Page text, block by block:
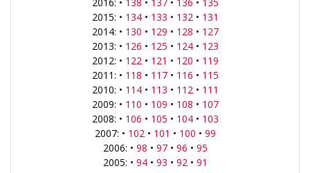
2015: • 134• 133 • 132• 131
2014: • 130 • 129 • 128 • 127
2013: • 126 • 125 • 124• 123
2012: • 122• 121 • 120 • 119
2011: • 118 • 117• 116 • 115
2010: • 114• 113 • 112• 111
2009: • 110 • 109 • 108 • 107
2008: • 106 • 105 • 104• 103
2007: • 102• 101 • 100 • 99
2006: • 98 • 97• 96 • 95
2005: • 94• 93 • 92• 91